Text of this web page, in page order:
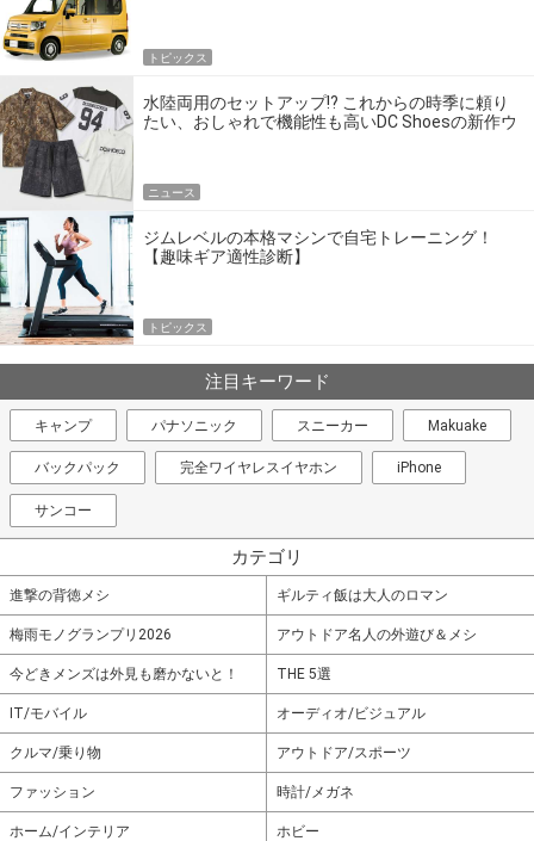
トピックス
水陸両用のセットアップ!? これからの時季に頼り
たい、おしゃれで機能性も高いDC Shoesの新作ウ
ニュース
ジムレベルの本格マシンで自宅トレーニング！
【趣味ギア適性診断】
トピックス
注目キーワード
キャンプ パナソニック スニーカー Makuake
バックパック 完全ワイヤレスイヤホン iPhone
サンコー
カテゴリ
進撃の背徳メシ ギルティ飯は大人のロマン
梅雨モノグランプリ2026 アウトドア名人の外遊び＆メシ
今どきメンズは外見も磨かないと！ THE 5選
IT/モバイル オーディオ/ビジュアル
クルマ/乗り物 アウトドア/スポーツ
ファッション 時計/メガネ
ホーム/インテリア ホビー